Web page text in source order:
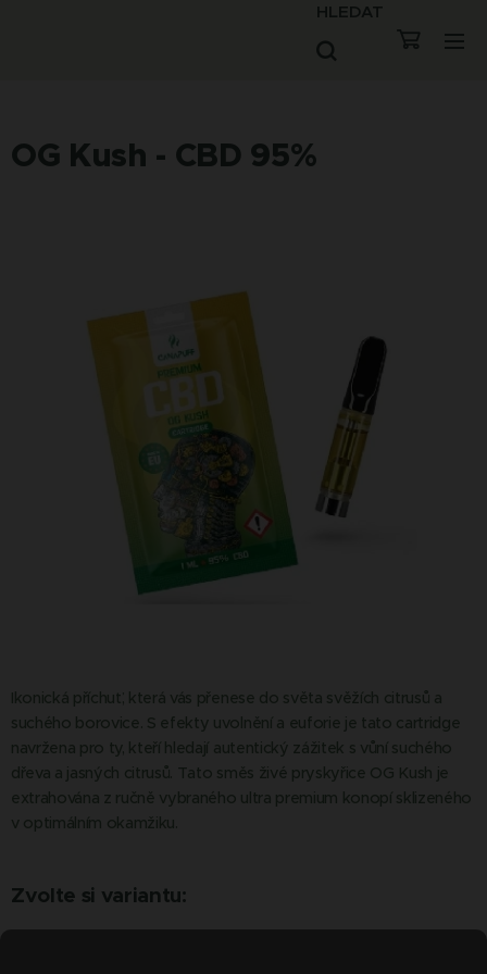
HLEDAT
OG Kush - CBD 95%
Ikonická příchuť, která vás přenese do světa svěžích citrusů a
suchého borovice. S efekty uvolnění a euforie je tato cartridge
navržena pro ty, kteří hledají autentický zážitek s vůní suchého
dřeva a jasných citrusů. Tato směs živé pryskyřice OG Kush je
extrahována z ručně vybraného ultra premium konopí sklizeného
v optimálním okamžiku.
Zvolte si variantu: